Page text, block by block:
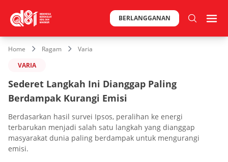
BERLANGGANAN
Home Ragam
Varia
VARIA
Sederet Langkah Ini Dianggap Paling
Berdampak Kurangi Emisi
Berdasarkan hasil survei Ipsos, peralihan ke energi
terbarukan menjadi salah satu langkah yang dianggap
masyarakat dunia paling berdampak untuk mengurangi
emisi.